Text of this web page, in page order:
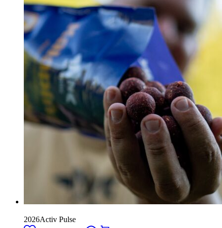
2026Activ Pulse